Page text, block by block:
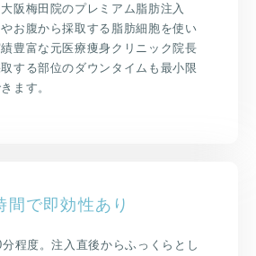
阪梅田院のプレミアム脂肪注入
お腹から採取する脂肪細胞を使い
豊富な元医療痩身クリニック院長
する部位のダウンタイムも最小限
ます。
間で即効性あり
程度。注入直後からふっくらとし